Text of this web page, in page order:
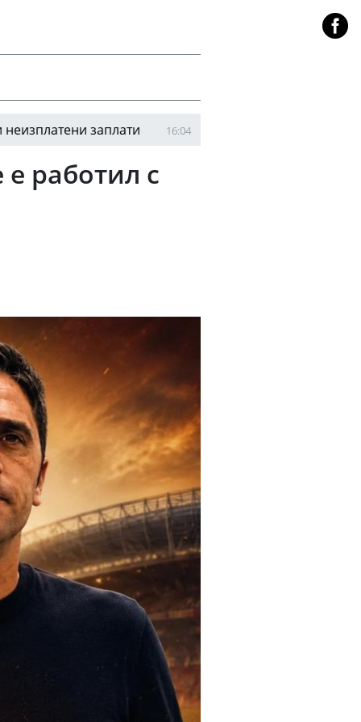
вади юношите, за да се върне към корените си
работил с